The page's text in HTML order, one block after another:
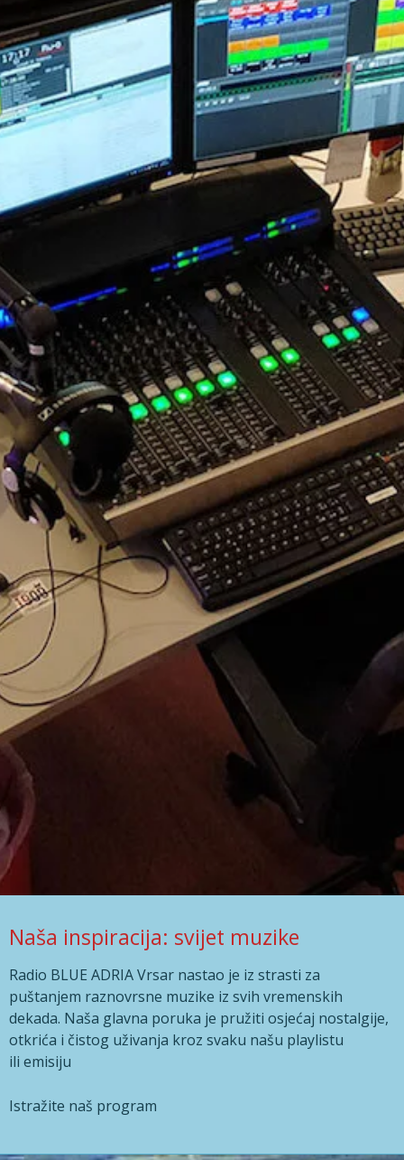
Naša inspiracija: svijet muzike
Radio BLUE ADRIA Vrsar nastao je iz strasti za
puštanjem raznovrsne muzike iz svih vremenskih
dekada. Naša glavna poruka je pružiti osjećaj nostalgije,
otkrića i čistog uživanja kroz svaku našu playlistu
ili emisiju
Istražite naš program